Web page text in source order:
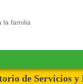
la familia
de Servicios y